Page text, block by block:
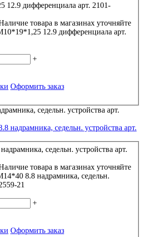
товара в магазинах уточняйте
12.9 дифференциала арт.
+
Оформить заказ
надрамника, седельн. устройства арт.
товара в магазинах уточняйте
8.8 надрамника, седельн.
1/12559-21
+
Оформить заказ